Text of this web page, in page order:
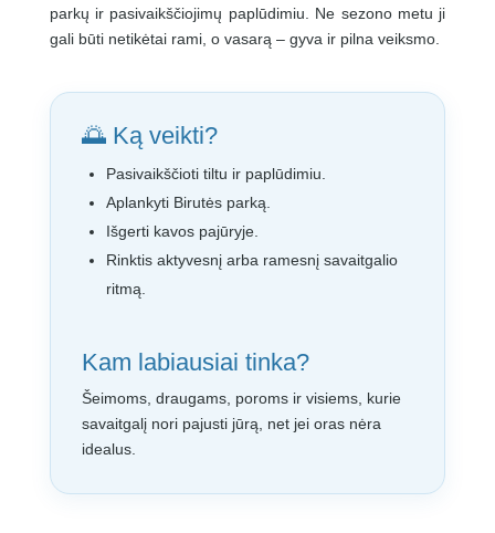
parkų ir pasivaikščiojimų paplūdimiu. Ne sezono metu ji
gali būti netikėtai rami, o vasarą – gyva ir pilna veiksmo.
🌅 Ką veikti?
Pasivaikščioti tiltu ir paplūdimiu.
Aplankyti Birutės parką.
Išgerti kavos pajūryje.
Rinktis aktyvesnį arba ramesnį savaitgalio
ritmą.
Kam labiausiai tinka?
Šeimoms, draugams, poroms ir visiems, kurie
savaitgalį nori pajusti jūrą, net jei oras nėra
idealus.